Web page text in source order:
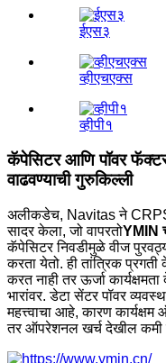
ईएस३
व्हीएचएक्स
व्हीपी१
कॅपेसिटर आणि पॉवर
वाढवण्याची गुरुकिल्ली
अलीकडेच, Navitas ने
सादर केला, जो वापरतोYMIN
कॅपेसिटर निवडीमुळे वीज
करता येतो. ही तांत्रिक प्रगती
करत नाही तर ऊर्जा
भारांवर. डेटा सेंटर पॉवर
महत्त्वाचा आहे, कारण
तर ऑपरेशनल खर्च देखील कमी